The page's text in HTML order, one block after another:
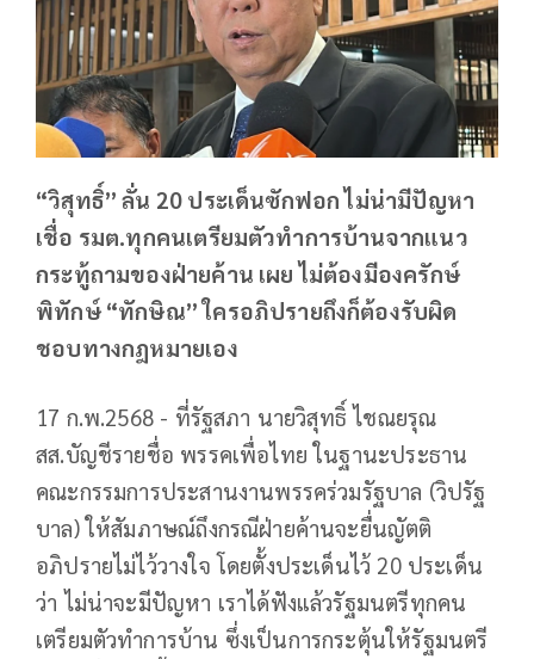
“วิสุทธิ์” ลั่น 20 ประเด็นซักฟอก ไม่น่ามีปัญหา
เชื่อ รมต.ทุกคนเตรียมตัวทำการบ้านจากแนว
กระทู้ถามของฝ่ายค้าน เผย ไม่ต้องมีองครักษ์
พิทักษ์ “ทักษิณ” ใครอภิปรายถึงก็ต้องรับผิด
ชอบทางกฎหมายเอง
17 ก.พ.2568 - ที่รัฐสภา นายวิสุทธิ์ ไชณยรุณ
สส.บัญชีรายชื่อ พรรคเพื่อไทย ในฐานะประธาน
คณะกรรมการประสานงานพรรคร่วมรัฐบาล (วิปรัฐ
บาล) ให้สัมภาษณ์ถึงกรณีฝ่ายค้านจะยื่นญัตติ
อภิปรายไม่ไว้วางใจ โดยตั้งประเด็นไว้ 20 ประเด็น
ว่า ไม่น่าจะมีปัญหา เราได้ฟังแล้วรัฐมนตรีทุกคน
เตรียมตัวทำการบ้าน ซึ่งเป็นการกระตุ้นให้รัฐมนตรี